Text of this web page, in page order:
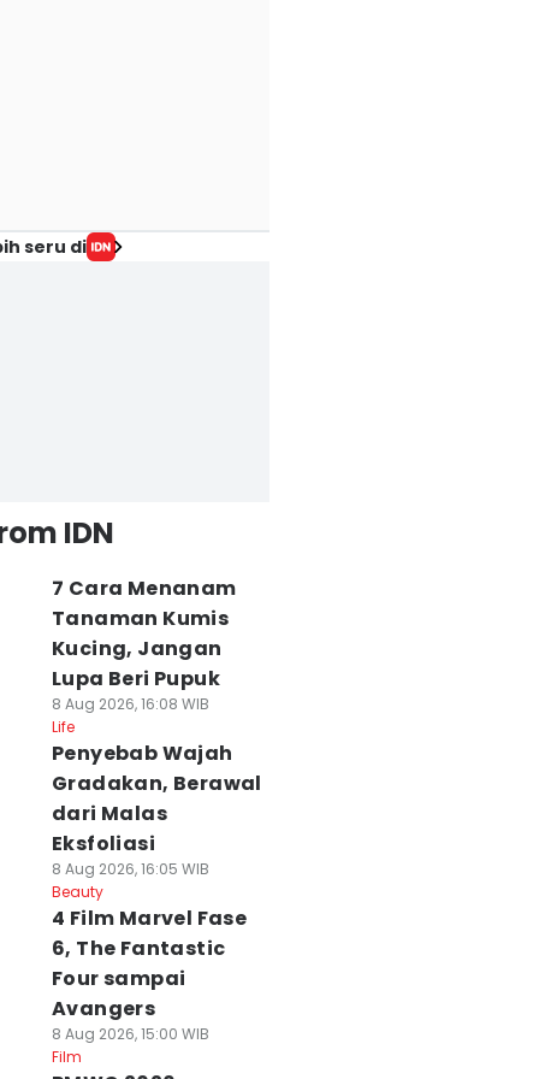
seru di
IDN
7 Cara Menanam
Tanaman Kumis
Kucing, Jangan
Lupa Beri Pupuk
8 Aug 2026, 16:08 WIB
Life
Penyebab Wajah
Gradakan, Berawal
dari Malas
Eksfoliasi
8 Aug 2026, 16:05 WIB
Beauty
4 Film Marvel Fase
6, The Fantastic
Four sampai
Avangers
8 Aug 2026, 15:00 WIB
Film